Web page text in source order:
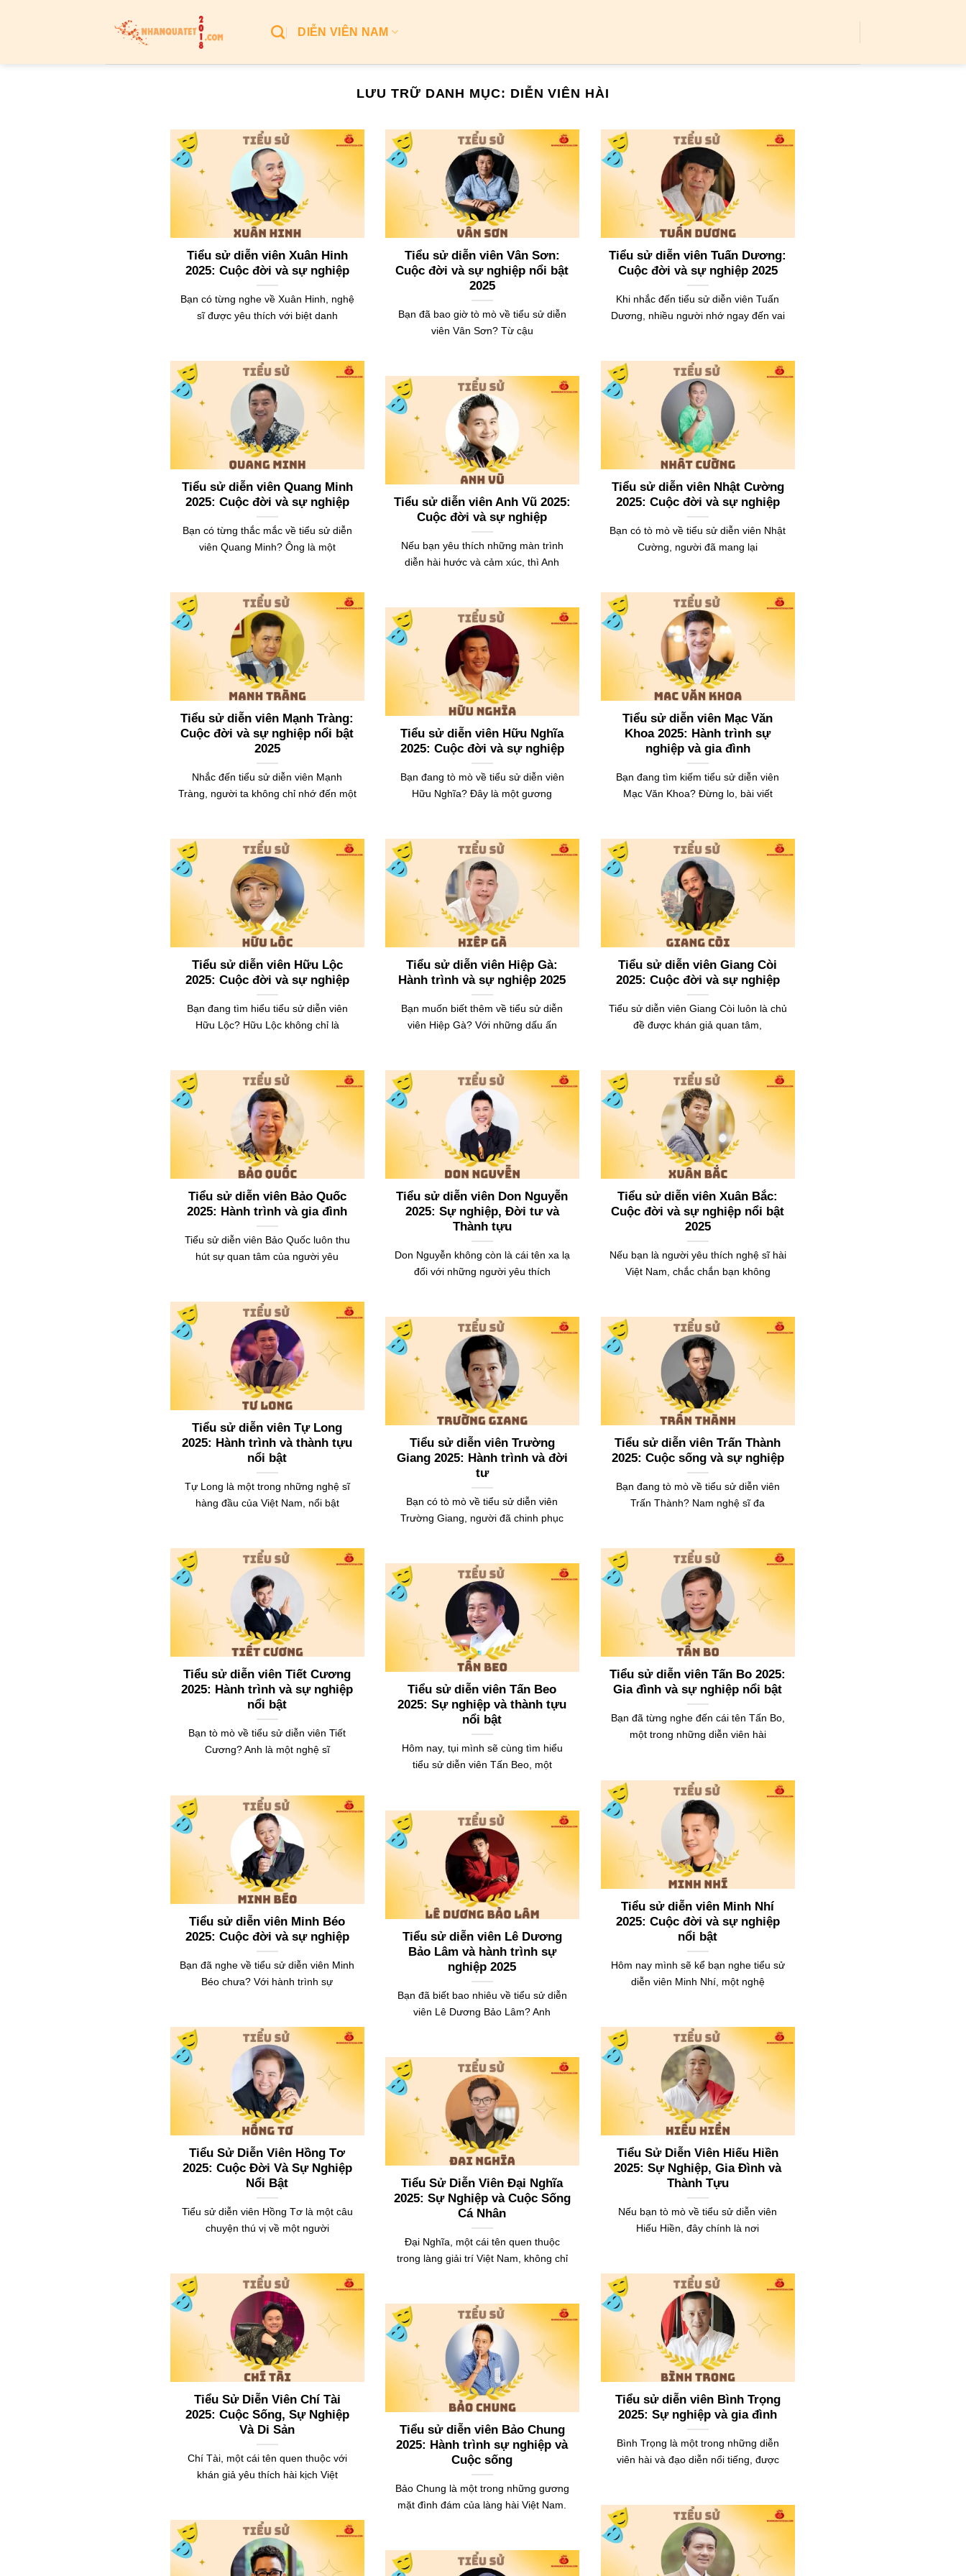
dung
DIỄN VIÊN NAM
LƯU TRỮ DANH MỤC: DIỄN VIÊN HÀI
Tiểu sử diễn viên Xuân Hinh
2025: Cuộc đời và sự nghiệp
Bạn có từng nghe về Xuân Hinh, nghệ
sĩ được yêu thích với biệt danh
Tiểu sử diễn viên Vân Sơn:
Cuộc đời và sự nghiệp nổi bật
2025
Bạn đã bao giờ tò mò về tiểu sử diễn
viên Vân Sơn? Từ cậu
Tiểu sử diễn viên Tuấn Dương:
Cuộc đời và sự nghiệp 2025
Khi nhắc đến tiểu sử diễn viên Tuấn
Dương, nhiều người nhớ ngay đến vai
Tiểu sử diễn viên Quang Minh
2025: Cuộc đời và sự nghiệp
Bạn có từng thắc mắc về tiểu sử diễn
viên Quang Minh? Ông là một
Tiểu sử diễn viên Nhật Cường
2025: Cuộc đời và sự nghiệp
Bạn có tò mò về tiểu sử diễn viên Nhật
Cường, người đã mang lại
Tiểu sử diễn viên Anh Vũ 2025:
Cuộc đời và sự nghiệp
Nếu bạn yêu thích những màn trình
diễn hài hước và cảm xúc, thì Anh
Tiểu sử diễn viên Mạnh Tràng:
Cuộc đời và sự nghiệp nổi bật
2025
Nhắc đến tiểu sử diễn viên Mạnh
Tràng, người ta không chỉ nhớ đến một
Tiểu sử diễn viên Mạc Văn
Khoa 2025: Hành trình sự
nghiệp và gia đình
Bạn đang tìm kiếm tiểu sử diễn viên
Mạc Văn Khoa? Đừng lo, bài viết
Tiểu sử diễn viên Hữu Nghĩa
2025: Cuộc đời và sự nghiệp
Bạn đang tò mò về tiểu sử diễn viên
Hữu Nghĩa? Đây là một gương
Tiểu sử diễn viên Hữu Lộc
2025: Cuộc đời và sự nghiệp
Bạn đang tìm hiểu tiểu sử diễn viên
Hữu Lộc? Hữu Lộc không chỉ là
Tiểu sử diễn viên Hiệp Gà:
Hành trình và sự nghiệp 2025
Bạn muốn biết thêm về tiểu sử diễn
viên Hiệp Gà? Với những dấu ấn
Tiểu sử diễn viên Giang Còi
2025: Cuộc đời và sự nghiệp
Tiểu sử diễn viên Giang Còi luôn là chủ
đề được khán giả quan tâm,
Tiểu sử diễn viên Bảo Quốc
2025: Hành trình và gia đình
Tiểu sử diễn viên Bảo Quốc luôn thu
hút sự quan tâm của người yêu
Tiểu sử diễn viên Don Nguyễn
2025: Sự nghiệp, Đời tư và
Thành tựu
Don Nguyễn không còn là cái tên xa lạ
đối với những người yêu thích
Tiểu sử diễn viên Xuân Bắc:
Cuộc đời và sự nghiệp nổi bật
2025
Nếu bạn là người yêu thích nghệ sĩ hài
Việt Nam, chắc chắn bạn không
Tiểu sử diễn viên Tự Long
2025: Hành trình và thành tựu
nổi bật
Tự Long là một trong những nghệ sĩ
hàng đầu của Việt Nam, nổi bật
Tiểu sử diễn viên Trường
Giang 2025: Hành trình và đời
tư
Bạn có tò mò về tiểu sử diễn viên
Trường Giang, người đã chinh phục
Tiểu sử diễn viên Trấn Thành
2025: Cuộc sống và sự nghiệp
Bạn đang tò mò về tiểu sử diễn viên
Trấn Thành? Nam nghệ sĩ đa
Tiểu sử diễn viên Tiết Cương
2025: Hành trình và sự nghiệp
nổi bật
Bạn tò mò về tiểu sử diễn viên Tiết
Cương? Anh là một nghệ sĩ
Tiểu sử diễn viên Tấn Bo 2025:
Gia đình và sự nghiệp nổi bật
Bạn đã từng nghe đến cái tên Tấn Bo,
một trong những diễn viên hài
Tiểu sử diễn viên Tấn Beo
2025: Sự nghiệp và thành tựu
nổi bật
Hôm nay, tụi mình sẽ cùng tìm hiểu
tiểu sử diễn viên Tấn Beo, một
Tiểu sử diễn viên Minh Nhí
2025: Cuộc đời và sự nghiệp
nổi bật
Hôm nay mình sẽ kể bạn nghe tiểu sử
diễn viên Minh Nhí, một nghệ
Tiểu sử diễn viên Minh Béo
2025: Cuộc đời và sự nghiệp
Bạn đã nghe về tiểu sử diễn viên Minh
Béo chưa? Với hành trình sự
Tiểu sử diễn viên Lê Dương
Bảo Lâm và hành trình sự
nghiệp 2025
Bạn đã biết bao nhiêu về tiểu sử diễn
viên Lê Dương Bảo Lâm? Anh
Tiểu Sử Diễn Viên Hồng Tơ
2025: Cuộc Đời Và Sự Nghiệp
Nổi Bật
Tiểu sử diễn viên Hồng Tơ là một câu
chuyện thú vị về một người
Tiểu Sử Diễn Viên Hiếu Hiền
2025: Sự Nghiệp, Gia Đình và
Thành Tựu
Nếu bạn tò mò về tiểu sử diễn viên
Hiếu Hiền, đây chính là nơi
Tiểu Sử Diễn Viên Đại Nghĩa
2025: Sự Nghiệp và Cuộc Sống
Cá Nhân
Đại Nghĩa, một cái tên quen thuộc
trong làng giải trí Việt Nam, không chỉ
Tiểu Sử Diễn Viên Chí Tài
2025: Cuộc Sống, Sự Nghiệp
Và Di Sản
Chí Tài, một cái tên quen thuộc với
khán giả yêu thích hài kịch Việt
Tiểu sử diễn viên Bình Trọng
2025: Sự nghiệp và gia đình
Bình Trọng là một trong những diễn
viên hài và đạo diễn nổi tiếng, được
Tiểu sử diễn viên Bảo Chung
2025: Hành trình sự nghiệp và
Cuộc sống
Bảo Chung là một trong những gương
mặt đình đám của làng hài Việt Nam.